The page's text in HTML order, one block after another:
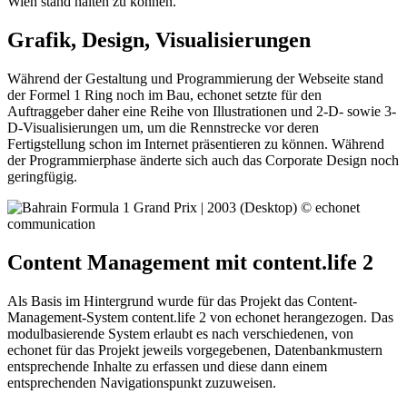
Grafik, Design, Visualisierungen
Während der Gestaltung und Programmierung der Webseite stand
der Formel 1 Ring noch im Bau, echonet setzte für den
Auftraggeber daher eine Reihe von Illustrationen und 2-D- sowie 3-
D-Visualisierungen um, um die Rennstrecke vor deren
Fertigstellung schon im Internet präsentieren zu können. Während
der Programmierphase änderte sich auch das Corporate Design noch
geringfügig.
Content Management mit content.life 2
Als Basis im Hintergrund wurde für das Projekt das Content-
Management-System content.life 2 von echonet herangezogen. Das
modulbasierende System erlaubt es nach verschiedenen, von
echonet für das Projekt jeweils vorgegebenen, Datenbankmustern
entsprechende Inhalte zu erfassen und diese dann einem
entsprechenden Navigationspunkt zuzuweisen.